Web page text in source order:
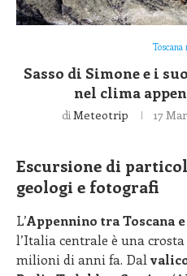
Toscana
Sasso di Simone e i
nel clima
di Meteotrip 17
Escursione di
geologi e fotografi
L’Appennino tra Toscana e
l’Italia centrale è una
milioni di anni fa. Dal